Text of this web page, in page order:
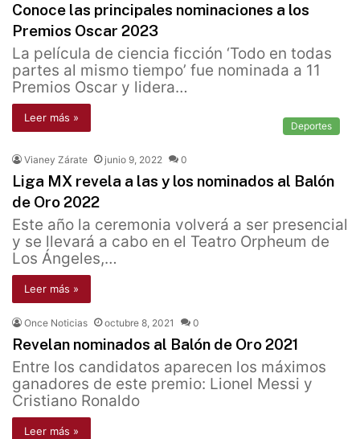
Conoce las principales nominaciones a los
Premios Oscar 2023
La película de ciencia ficción ‘Todo en todas
partes al mismo tiempo’ fue nominada a 11
Premios Oscar y lidera…
Leer más »
Deportes
Vianey Zárate junio 9, 2022 0
Liga MX revela a las y los nominados al Balón
de Oro 2022
Este año la ceremonia volverá a ser presencial
y se llevará a cabo en el Teatro Orpheum de
Los Ángeles,…
Leer más »
Once Noticias octubre 8, 2021 0
Revelan nominados al Balón de Oro 2021
Entre los candidatos aparecen los máximos
ganadores de este premio: Lionel Messi y
Cristiano Ronaldo
Leer más »